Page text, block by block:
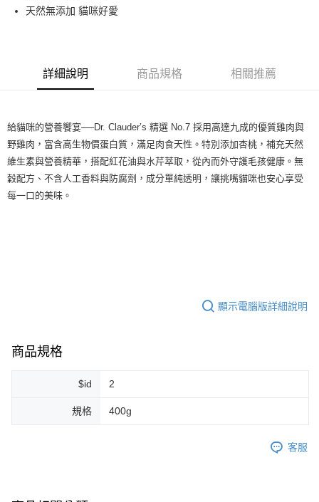
悠遊付
全家純取貨 (先付款
每筆NT$80，滿NT$999(含以上)免運費
離島宅配（澎湖、金門、馬祖、小琉球）
付款後門市自取
天然無添加 貓咪好愛
詳細說明 商品規格 相關推薦
給貓咪的營養饗宴──Dr. Clauder’s 精選 No.7 採用高達九成的優質雞肉與
野雞肉，富含高生物價蛋白質，滿足肉食天性。特別添加杏桃，補充天然
維生素與營養精華，搭配紅花油與水芹萃取，從內而外守護毛孩健康。無
穀配方、不含人工香料與防腐劑，成分單純透明，讓挑嘴貓咪也安心享受
每一口的美味。
顯示電腦版詳細說明
商品規格
$id 2
規格 400g
客服